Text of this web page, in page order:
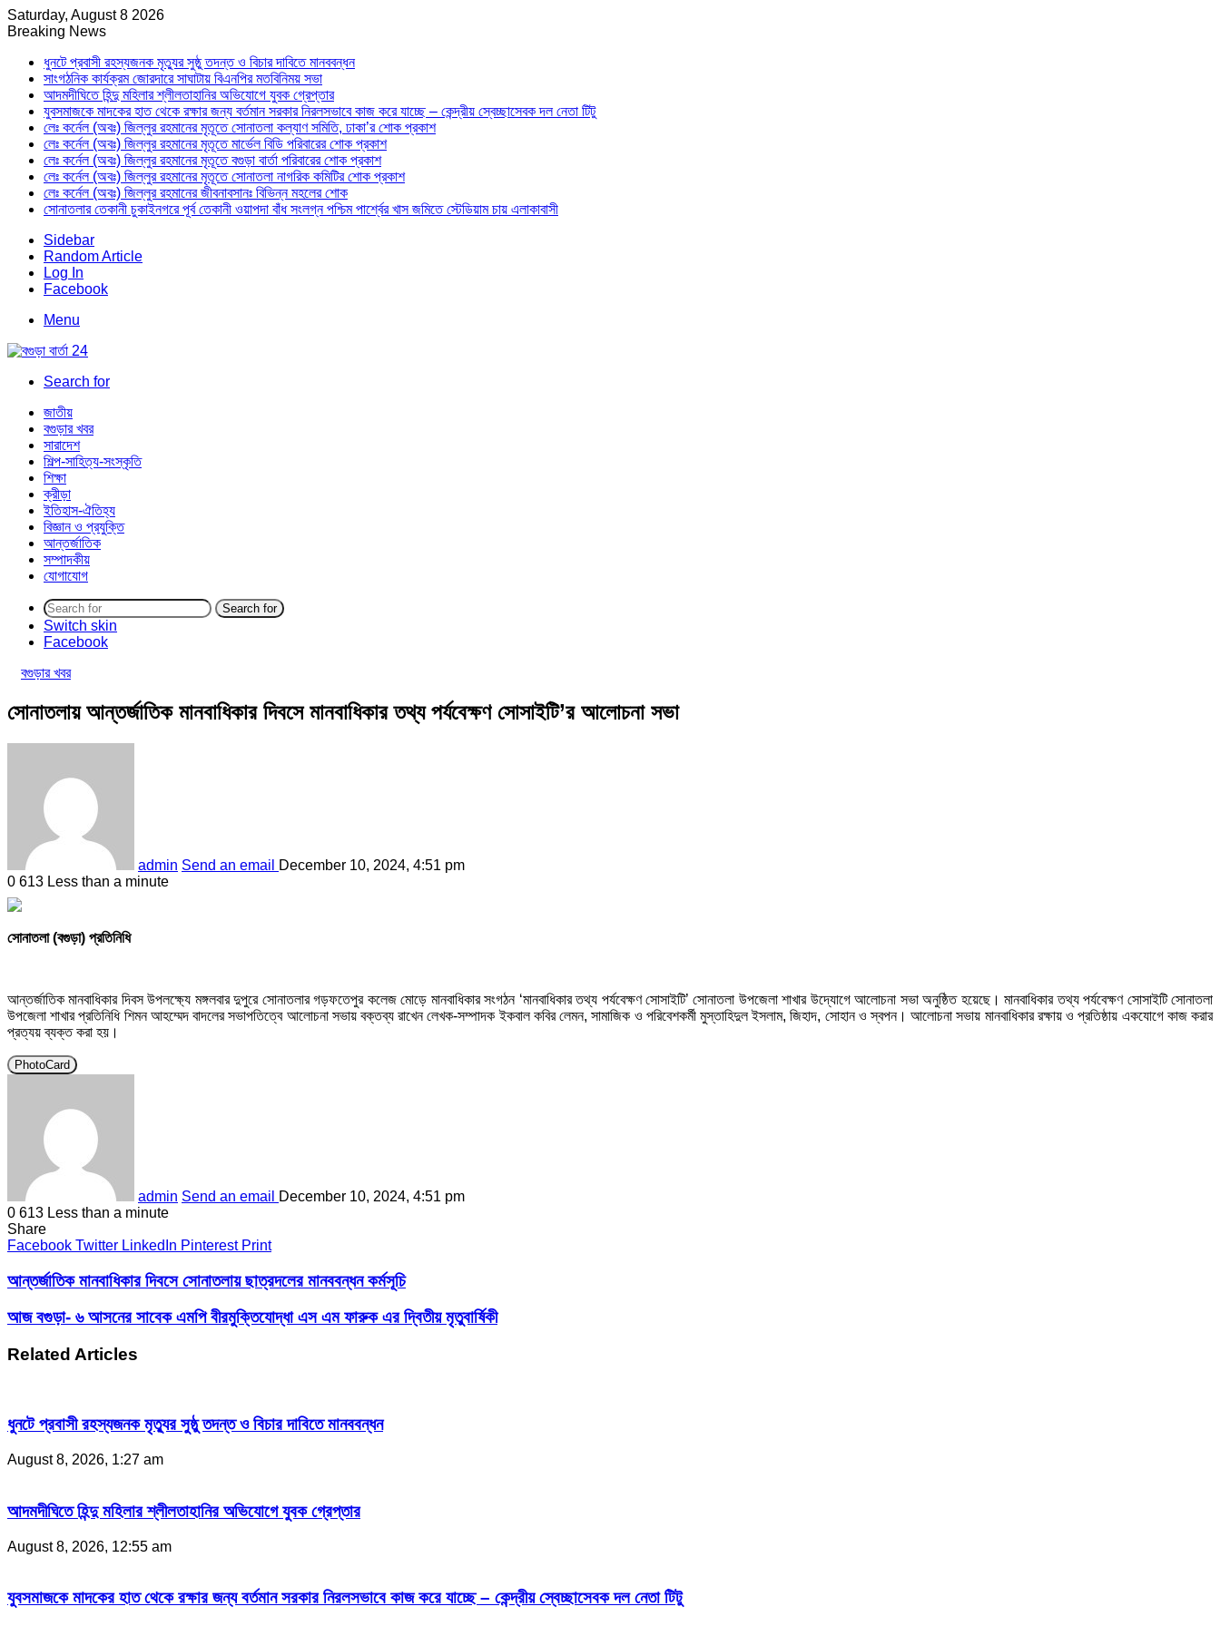
Saturday, August 8 2026
Breaking News
ধুনটে প্রবাসী রহস্যজনক মৃত্যুর সুষ্ঠু তদন্ত ও বিচার দাবিতে মানববন্ধন
সাংগঠনিক কার্যক্রম জোরদারে সাঘাটায় বিএনপির মতবিনিময় সভা
আদমদীঘিতে হিন্দু মহিলার শ্লীলতাহানির অভিযোগে যুবক গ্রেপ্তার
যুবসমাজকে মাদকের হাত থেকে রক্ষার জন্য বর্তমান সরকার নিরলসভাবে কাজ করে যাচ্ছে – কেন্দ্রীয় স্বেচ্ছাসেবক দল নেতা টিটু
লেঃ কর্নেল (অবঃ) জিল্লুর রহমানের মৃতূতে সোনাতলা কল্যাণ সমিতি, ঢাকা’র শোক প্রকাশ
লেঃ কর্নেল (অবঃ) জিল্লুর রহমানের মৃতূতে মার্ভেল বিডি পরিবারের শোক প্রকাশ
লেঃ কর্নেল (অবঃ) জিল্লুর রহমানের মৃতূতে বগুড়া বার্তা পরিবারের শোক প্রকাশ
লেঃ কর্নেল (অবঃ) জিল্লুর রহমানের মৃতূতে সোনাতলা নাগরিক কমিটির শোক প্রকাশ
লেঃ কর্নেল (অবঃ) জিল্লুর রহমানের জীবনাবসানঃ বিভিন্ন মহলের শোক
সোনাতলার তেকানী চুকাইনগরে পূর্ব তেকানী ওয়াপদা বাঁধ সংলগ্ন পশ্চিম পার্শ্বের খাস জমিতে স্টেডিয়াম চায় এলাকাবাসী
Sidebar
Random Article
Log In
Facebook
Menu
Search for
জাতীয়
বগুড়ার খবর
সারাদেশ
শিল্প-সাহিত্য-সংস্কৃতি
শিক্ষা
ক্রীড়া
ইতিহাস-ঐতিহ্য
বিজ্ঞান ও প্রযুক্তি
আন্তর্জাতিক
সম্পাদকীয়
যোগাযোগ
Search for
Switch skin
Facebook
বগুড়ার খবর
সোনাতলায় আন্তর্জাতিক মানবাধিকার দিবসে মানবাধিকার তথ্য পর্যবেক্ষণ সোসাইটি’র আলোচনা সভা
admin Send an email
December 10, 2024, 4:51 pm
0 613 Less than a minute
সোনাতলা (বগুড়া) প্রতিনিধি
আন্তর্জাতিক মানবাধিকার দিবস উপলক্ষ্যে মঙ্গলবার দুপুরে সোনাতলার গড়ফতেপুর কলেজ মোড়ে মানবাধিকার সংগঠন ‘মানবাধিকার তথ্য পর্যবেক্ষণ সোসাইটি’ সোনাতলা উপজেলা শাখার উদ্যোগে আলোচনা সভা অনুষ্ঠিত হয়েছে। মানবাধিকার তথ্য পর্যবেক্ষণ সোসাইটি সোনাতলা
উপজেলা শাখার প্রতিনিধি শিমন আহম্মেদ বাদলের সভাপতিত্বে আলোচনা সভায় বক্তব্য রাখেন লেখক-সম্পাদক ইকবাল কবির লেমন, সামাজিক ও পরিবেশকর্মী মুস্তাহিদুল ইসলাম, জিহাদ, সোহান ও স্বপন। আলোচনা সভায় মানবাধিকার রক্ষায় ও প্রতিষ্ঠায় একযোগে কাজ করার
প্রত্যয় ব্যক্ত করা হয়।
PhotoCard
admin Send an email
December 10, 2024, 4:51 pm
0 613 Less than a minute
Share
Facebook Twitter LinkedIn Pinterest Print
আন্তর্জাতিক মানবাধিকার দিবসে সোনাতলায় ছাত্রদলের মানববন্ধন কর্মসূচি
আজ বগুড়া- ৬ আসনের সাবেক এমপি বীরমুক্তিযোদ্ধা এস এম ফারুক এর দ্বিতীয় মৃতুবার্ষিকী
Related Articles
ধুনটে প্রবাসী রহস্যজনক মৃত্যুর সুষ্ঠু তদন্ত ও বিচার দাবিতে মানববন্ধন
August 8, 2026, 1:27 am
আদমদীঘিতে হিন্দু মহিলার শ্লীলতাহানির অভিযোগে যুবক গ্রেপ্তার
August 8, 2026, 12:55 am
যুবসমাজকে মাদকের হাত থেকে রক্ষার জন্য বর্তমান সরকার নিরলসভাবে কাজ করে যাচ্ছে – কেন্দ্রীয় স্বেচ্ছাসেবক দল নেতা টিটু